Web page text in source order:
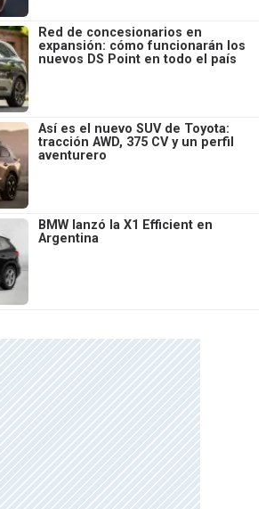
Red de concesionarios en
expansión: cómo funcionarán los
nuevos DS Point en todo el país
Así es el nuevo SUV de Toyota:
tracción AWD, 375 CV y un perfil
aventurero
BMW lanzó la X1 Efficient en
Argentina